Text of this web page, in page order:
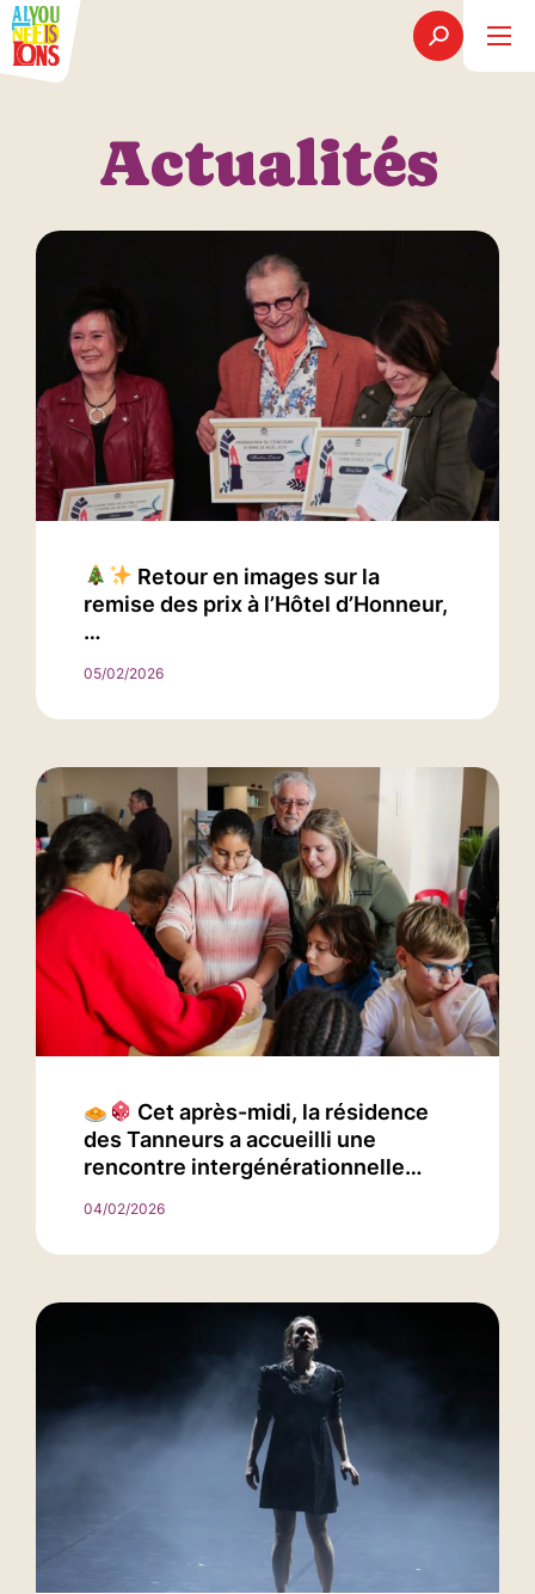
Actualités
Retour en images sur la
remise des prix à l’Hôtel d’Honneur,
…
05/02/2026
Cet après-midi, la résidence
des Tanneurs a accueilli une
rencontre intergénérationnelle…
04/02/2026